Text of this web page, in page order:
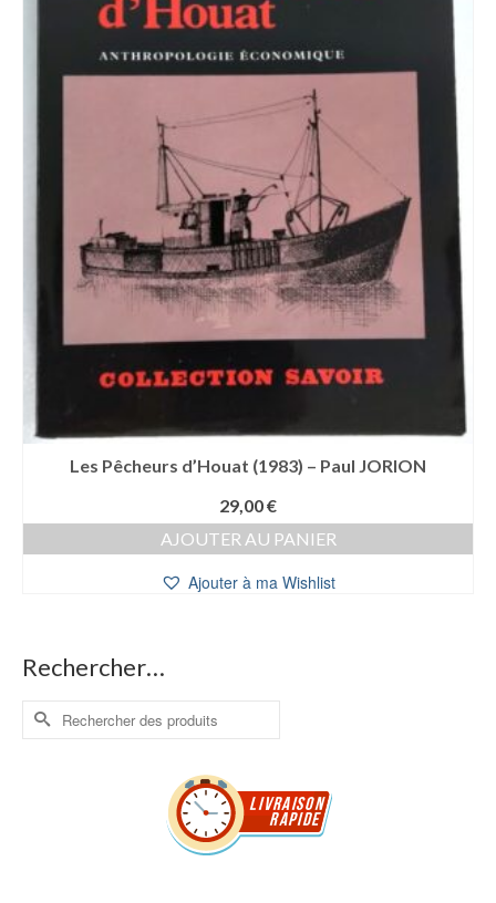
Les Pêcheurs d’Houat (1983) – Paul JORION
29,00€
AJOUTER AU PANIER
Ajouter à ma Wishlist
Rechercher…
Rechercher :